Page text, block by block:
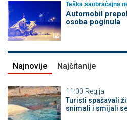
Teška saobraćajna
Automobil
osoba poginula
Najnovije Najčitanije
11:00 Regija
Turisti spašavali
snimali i smijali